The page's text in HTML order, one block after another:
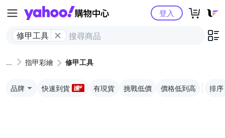
Yahoo購物中心
修甲工具
登入
指甲彩繪 修甲工具
品牌 快速到貨 有現貨 挑戰低價 價格低到高 排序